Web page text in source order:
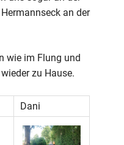
an der
wie im Flung und
zu Hause.
Dani